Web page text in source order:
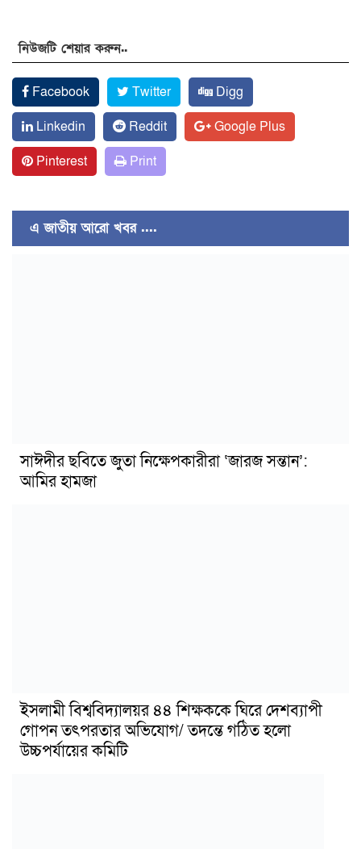
নিউজটি শেয়ার করুন..
Facebook Twitter
Digg
Linkedin
Reddit
Google Plus
Pinterest
Print
এ জাতীয় আরো খবর ....
সাঈদীর ছবিতে জুতা নিক্ষেপকারীরা ‘জারজ সন্তান’:
আমির হামজা
ইসলামী বিশ্ববিদ্যালয়র ৪৪ শিক্ষককে ঘিরে দেশব্যাপী
গোপন তৎপরতার অভিযোগ/ তদন্তে গঠিত হলো
উচ্চপর্যায়ের কমিটি